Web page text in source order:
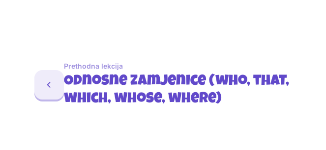
Prethodna lekcija
Odnosne zamjenice (who, that,
which, whose, where)